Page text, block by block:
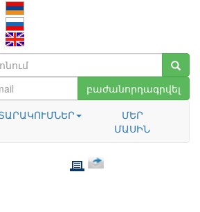
բաժանորդագրվել
ՄԵՐ
ՄԱՍԻՆ